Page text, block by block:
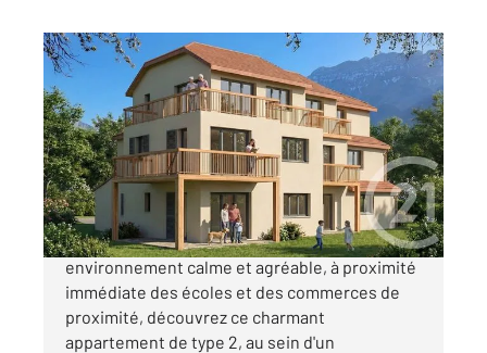
CHAUFFAYER 05
37,39 m
, 2 pièces
Ref : 1182
Appartement T2 à vendre
131 950 €
Situé sur la commune de Chauffayer, dans un
environnement calme et agréable, à proximité
immédiate des écoles et des commerces de
proximité, découvrez ce charmant
appartement de type 2, au sein d'un